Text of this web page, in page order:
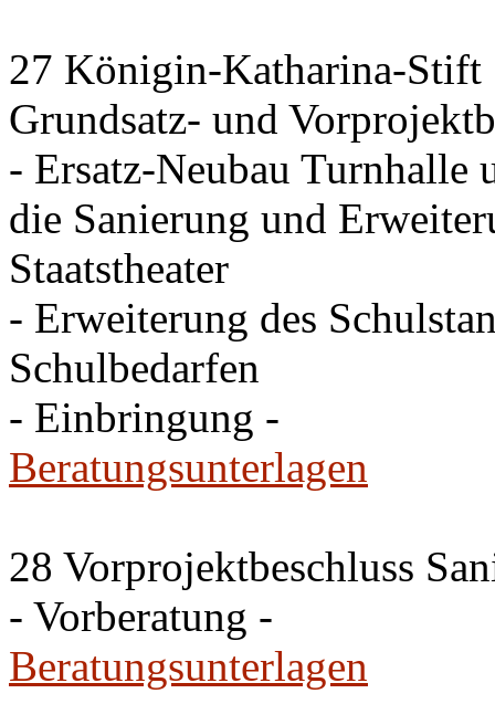
27 Königin-Katharina-Stift
Grundsatz- und
- Ersatz-Neubau Turnhalle
die Sanierung und
Staatstheater
- Erweiterung des
Schulbedarfen
- Einbringung -
Beratungsunterlagen
28 Vorprojektbeschluss
- Vorberatung -
Beratungsunterlagen